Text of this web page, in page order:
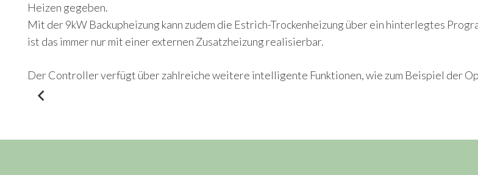
Heizen gegeben.
Mit der 9kW Backupheizung kann zudem die Estrich-Trockenheizung über ein hinterlegtes
ist das immer nur mit einer externen Zusatzheizung realisierbar.
Der Controller verfügt über zahlreiche weitere intelligente Funktionen, wie zum Beispiel der